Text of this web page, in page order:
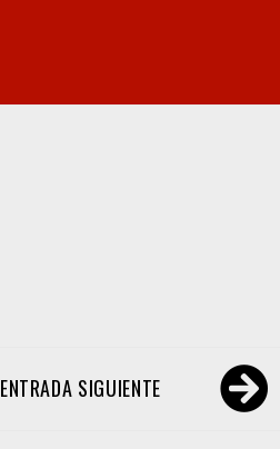
ENTRADA SIGUIENTE